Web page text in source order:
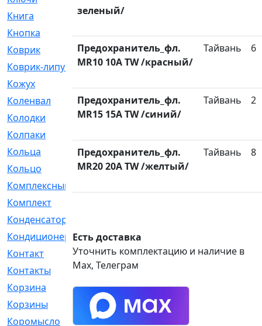
Книга
[293]
Кнопка
[3]
Коврик
[1]
Коврик-липучка
[2]
Кожух
Коленвал
[38]
Колодки
[2151]
Колпаки
Кольца
[1164]
Кольцо
[272]
Комплексный
Комплект
Конденсатор
Кондиционер
[2]
Контакт
[3]
Контакты
[4]
Корзина
[1]
Корзины
[159]
Коромысло
[6]
зеленый/
Предохранитель_фл.
MR10 10A TW /красный/
Тайвань 6
Предохранитель_фл.
MR15 15A TW /синий/
Тайвань 2
Предохранитель_фл.
MR20 20A TW /желтый/
Тайвань 8
Есть доставка
Уточнить комплектацию и наличие в
Max, Телеграм